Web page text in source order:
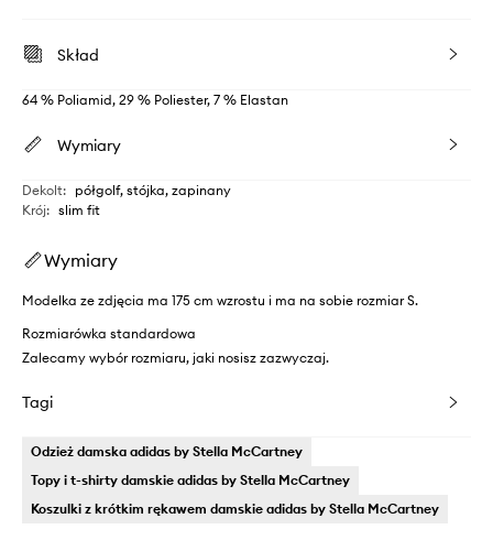
Skład
64 % Poliamid, 29 % Poliester, 7 % Elastan
Wymiary
Dekolt: półgolf, stójka, zapinany
Krój: slim fit
Wymiary
Modelka ze zdjęcia ma 175 cm wzrostu i ma na sobie rozmiar S.
Rozmiarówka standardowa
Zalecamy wybór rozmiaru, jaki nosisz zazwyczaj.
Tagi
Odzież damska adidas by Stella McCartney
Topy i t-shirty damskie adidas by Stella McCartney
Koszulki z krótkim rękawem damskie adidas by Stella McCartney